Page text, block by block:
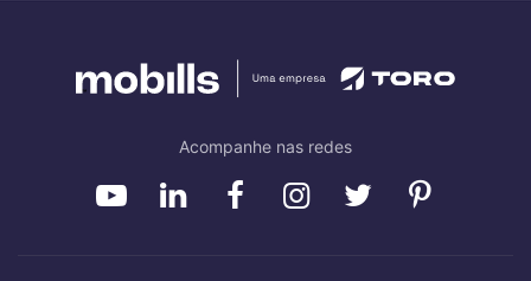
Acompanhe nas redes